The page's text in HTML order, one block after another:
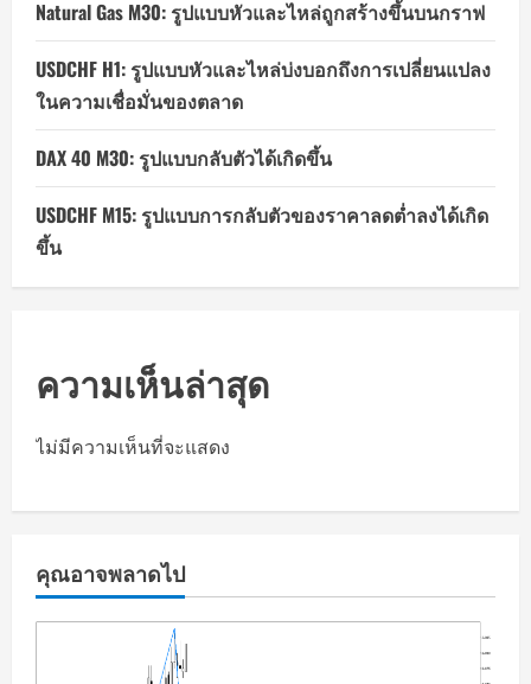
Natural Gas M30: รูปแบบหัวและไหล่ถูกสร้างขึ้นบนกราฟ
USDCHF H1: รูปแบบหัวและไหล่บ่งบอกถึงการเปลี่ยนแปลง
ในความเชื่อมั่นของตลาด
DAX 40 M30: รูปแบบกลับตัวได้เกิดขึ้น
USDCHF M15: รูปแบบการกลับตัวของราคาลดต่ำลงได้เกิด
ขึ้น
ความเห็นล่าสุด
ไม่มีความเห็นที่จะแสดง
คุณอาจพลาดไป